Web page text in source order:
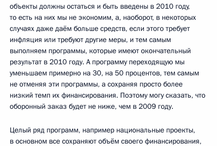
объекты должны остаться и быть введены в 2010 году,
то есть на них мы не экономим, а, наоборот, в некоторых
случаях даже даём больше средств, если этого требует
инфляция или требуют другие меры, и тем самым
выполняем программы, которые имеют окончательный
результат в 2010 году. А программу переходящую мы
уменьшаем примерно на 30, на 50 процентов, тем самым
не отменяя эти программы, а сохраняя просто более
низкий темп их финансирования. Поэтому могу сказать, что
оборонный заказ будет не ниже, чем в 2009 году.
Целый ряд программ, например национальные проекты,
в основном все сохраняют объём своего финансирования,